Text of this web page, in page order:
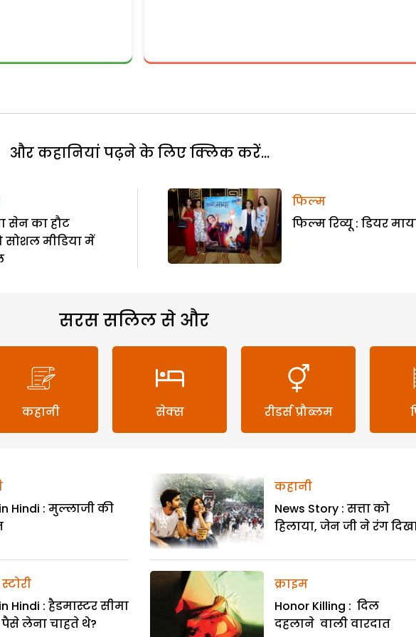
और कहानियां पढ़ने के लिए क्लिक करें...
सेन का हौट
सोशल मीडिया में
फिल्म
फिल्म रिव्यू : डियर
सरस सलिल से और
कहानी सेक्स रीडर्स प्रौब्लम
Hindi : मुल्लाजी की
Hindi : हैडमास्टर सीमा
लेना चाहते थे?
कहानी
News Story : सत्ता को
हिलाया, जेन जी ने रंग
क्राइम
Honor Killing : दिल
दहलाने वाली वारदात